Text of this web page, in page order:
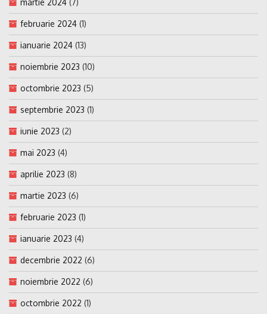
februarie 2024 (1)
ianuarie 2024 (13)
noiembrie 2023 (10)
octombrie 2023 (5)
septembrie 2023 (1)
iunie 2023 (2)
mai 2023 (4)
aprilie 2023 (8)
martie 2023 (6)
februarie 2023 (1)
ianuarie 2023 (4)
decembrie 2022 (6)
noiembrie 2022 (6)
octombrie 2022 (1)